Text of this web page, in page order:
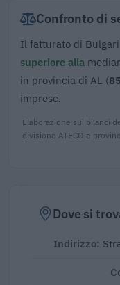
Confronto di
Il fatturato di
superiore alla
in provincia di AL (
imprese.
Elaborazione sui bilanci
divisione ATECO e
Dove si
Indirizzo: